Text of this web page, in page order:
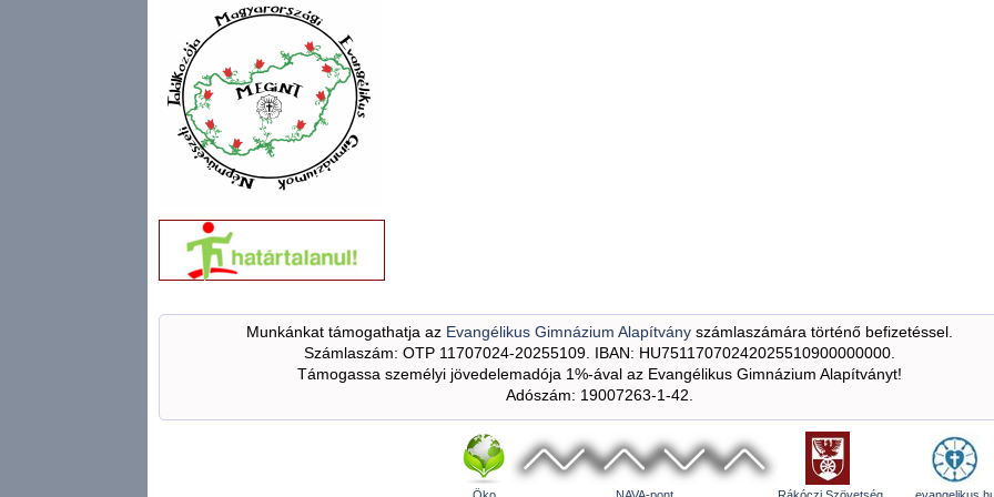
Munkánkat támogathatja az Evangélikus Gimnázium Alapítványszámlaszámára történő befizetéssel.
Számlaszám: OTP 11707024-20255109. IBAN: HU75117070242025510900000000.
Támogassa személyi jövedelemadója 1%-ával az Evangélikus Gimnázium Alapítványt!
Adószám: 19007263-1-42.